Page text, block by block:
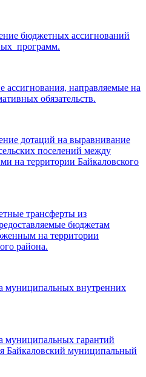
бюджетных ассигнований
программ.
направляемые на
обязательств.
дотаций на выравнивание
поселений между
на территории Байкаловского
трансферты из
бюджетам
на территории
района.
внутренних
гарантий
Байкаловский муниципальный